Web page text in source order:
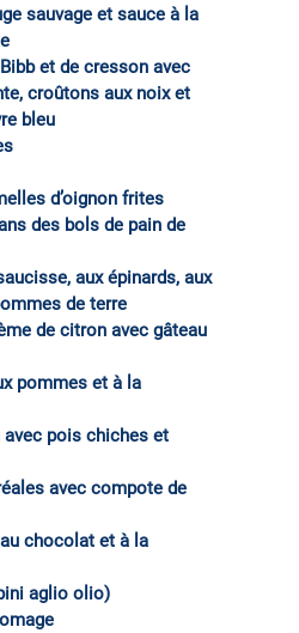
sauvage et sauce à la
et de cresson avec
croûtons aux noix et
bleu
d’oignon frites
des bols de pain de
aux épinards, aux
de terre
de citron avec gâteau
pommes et à la
avec pois chiches et
avec compote de
chocolat et à la
aglio olio)